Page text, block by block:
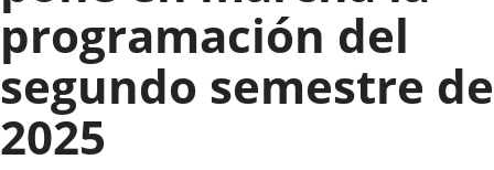
programación del
segundo semestre de
2025